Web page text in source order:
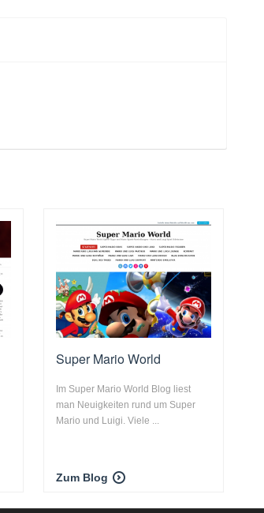
Super Mario World
Im Super Mario World Blog liest
man Neuigkeiten rund um Super
Mario und Luigi. Viele ...
Zum Blog